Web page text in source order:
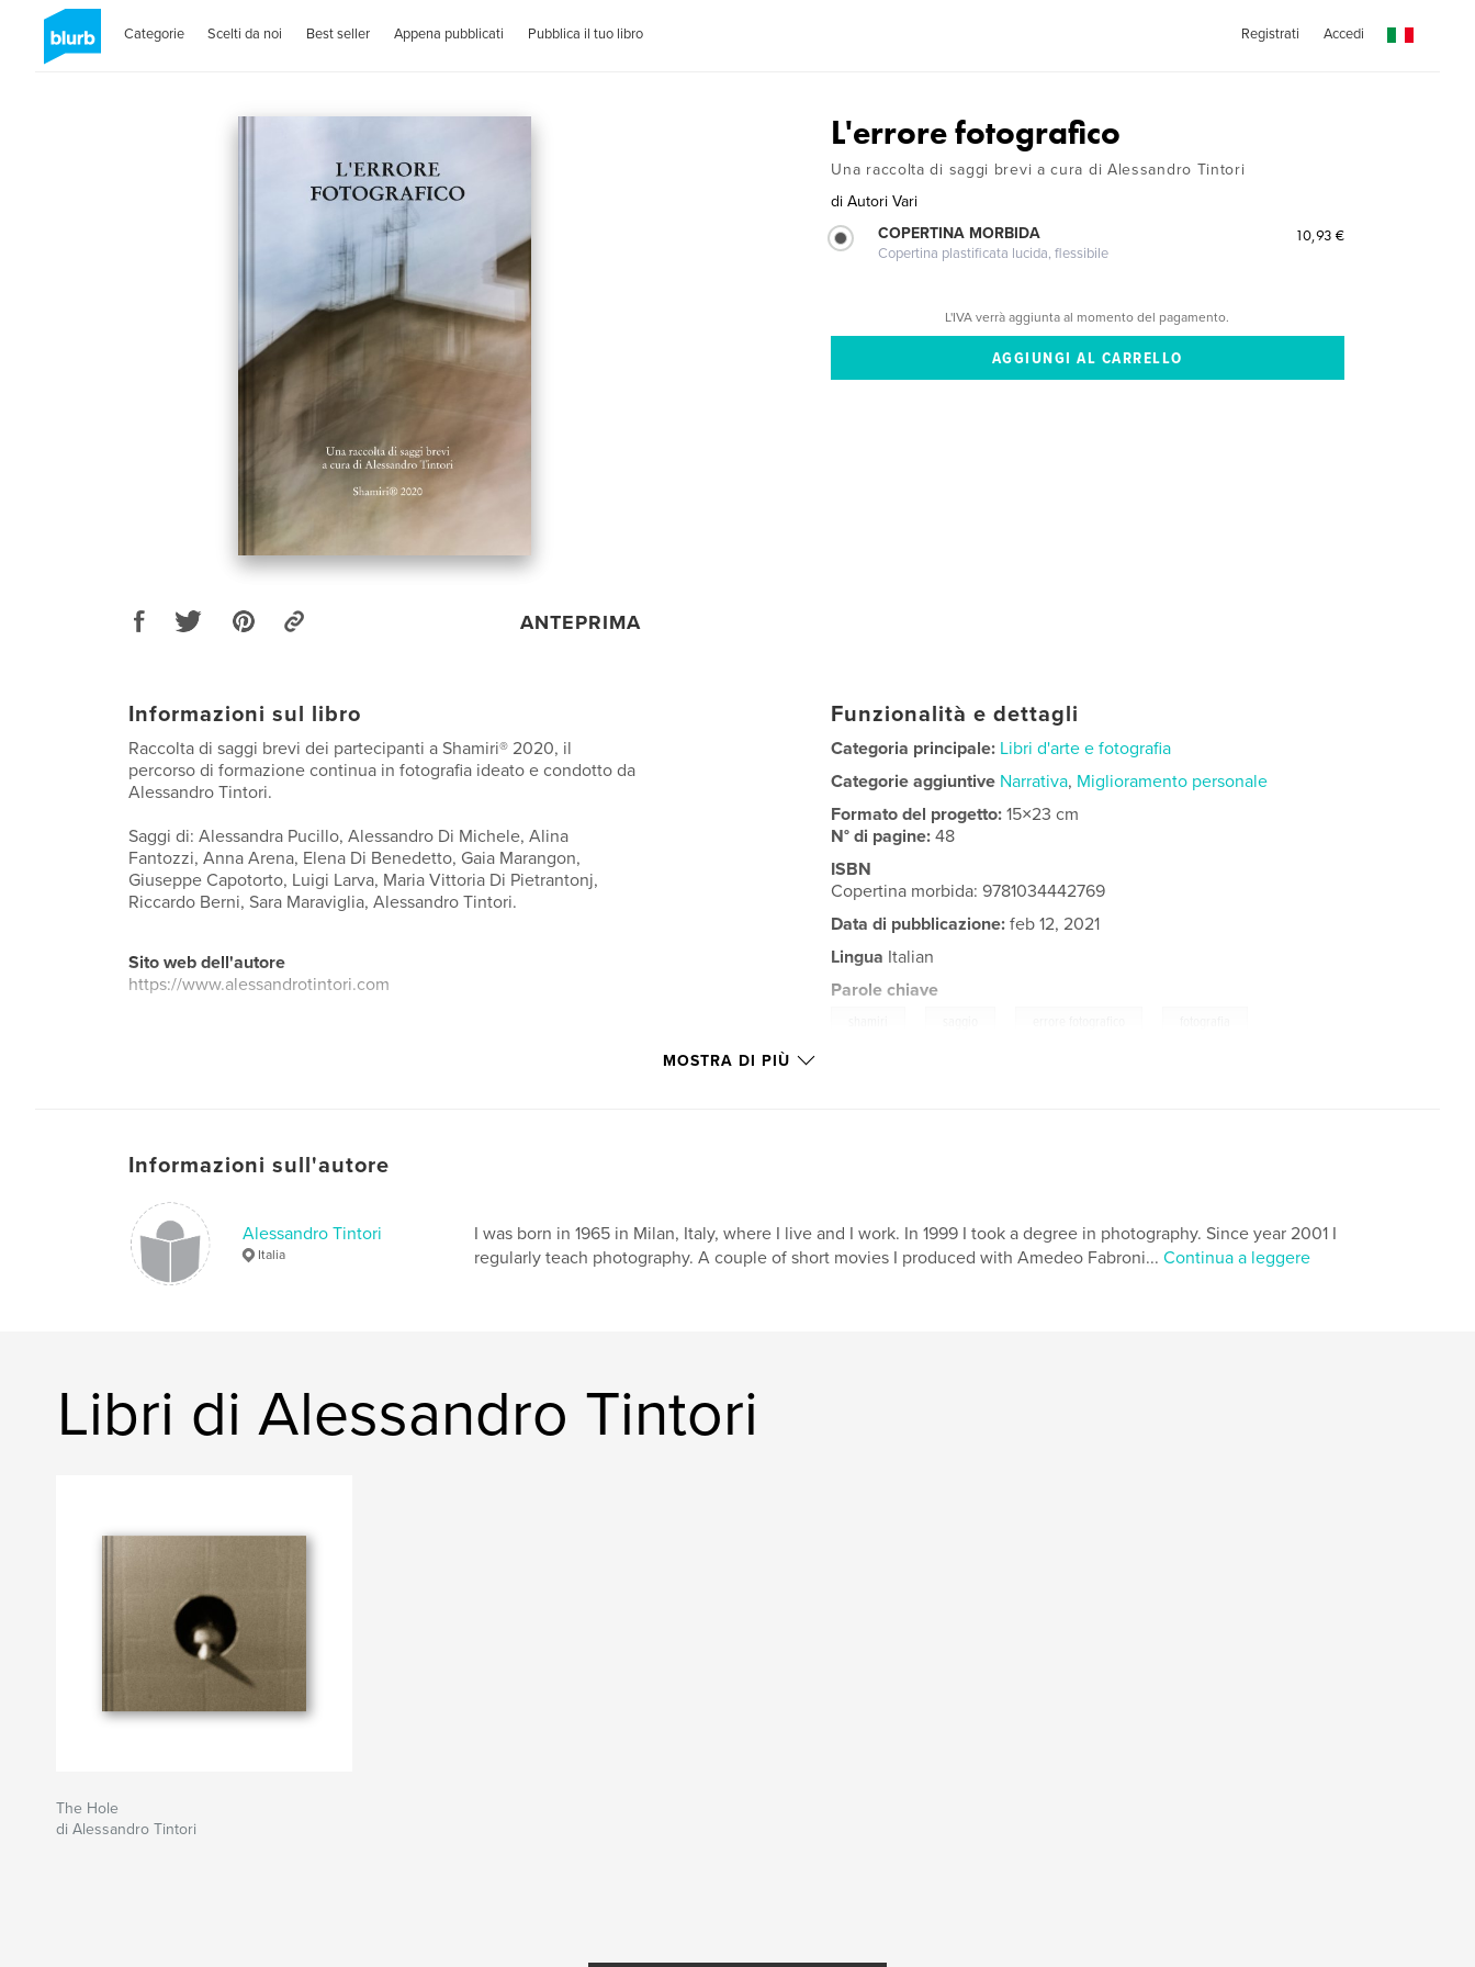
Categorie Scelti da noi Best seller Appena pubblicati Pubblica il tuo libro Registrati Accedi
ANTEPRIMA
L'errore fotografico
Una raccolta di saggi brevi a cura di Alessandro Tintori
di Autori Vari
COPERTINA MORBIDA
Copertina plastificata lucida, flessibile
10,93 €
L'IVA verrà aggiunta al momento del pagamento.
Informazioni sul libro
Raccolta di saggi brevi dei partecipanti a Shamiri® 2020, il
percorso di formazione continua in fotografia ideato e condotto da
Alessandro Tintori.
Saggi di: Alessandra Pucillo, Alessandro Di Michele, Alina
Fantozzi, Anna Arena, Elena Di Benedetto, Gaia Marangon,
Giuseppe Capotorto, Luigi Larva, Maria Vittoria Di Pietrantonj,
Riccardo Berni, Sara Maraviglia, Alessandro Tintori.
Sito web dell'autore
https://www.alessandrotintori.com
Funzionalità e dettagli
Categoria principale: Libri d'arte e fotografia
Categorie aggiuntive Narrativa, Miglioramento personale
Formato del progetto:15×23 cm
N° di pagine:48
ISBN
Copertina morbida: 9781034442769
Data di pubblicazione: feb 12, 2021
Lingua Italian
Parole chiave
MOSTRA DI PIÙ
Informazioni sull'autore
Alessandro Tintori
Italia
I was born in 1965 in Milan, Italy, where I live and I work. In 1999 I took a degree in photography. Since year 2001 I
regularly teach photography. A couple of short movies I produced with Amedeo Fabroni... Continua a leggere
Libri di Alessandro Tintori
The Hole
di Alessandro Tintori